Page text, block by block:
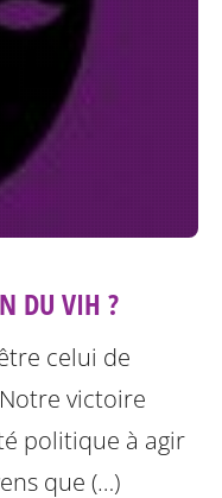
DU VIH ?
celui de
victoire
politique à agir
que (…)